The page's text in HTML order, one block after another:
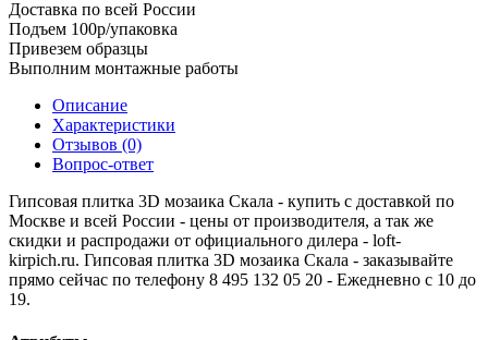
Доставка по всей России
Подъем 100р/упаковка
Привезем образцы
Выполним монтажные работы
Описание
Характеристики
Отзывов (0)
Вопрос-ответ
Гипсовая плитка 3D мозаика Скала - купить с доставкой по
Москве и всей России - цены от производителя, а так же
скидки и распродажи от официального дилера - loft-
kirpich.ru. Гипсовая плитка 3D мозаика Скала - заказывайте
прямо сейчас по телефону 8 495 132 05 20 - Ежедневно с 10 до
19.